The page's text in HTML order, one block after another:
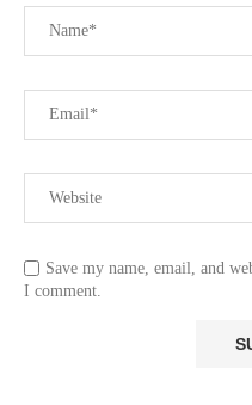
Save my name, email, and
I comment.